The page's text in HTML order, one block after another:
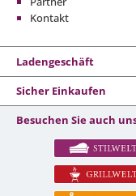
Kontakt
Ladengeschäft
Sicher Einkaufen
Besuchen Sie auch